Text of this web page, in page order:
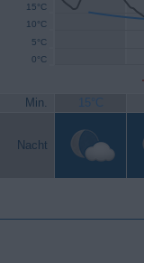
0°C
5°C
10°C
15°C
Min. 15°C
Nacht